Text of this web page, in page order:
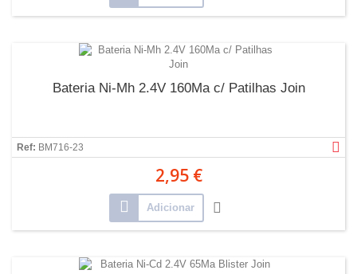
Bateria Ni-Mh 2.4V 160Ma c/ Patilhas Join
Ref: BM716-23
2,95 €
Adicionar